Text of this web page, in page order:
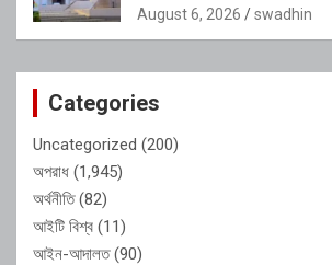
August 6, 2026 swadhin
Categories
Uncategorized (200)
অপরাধ (1,945)
অর্থনীতি(82)
আইটি বিশ্ব (11)
আইন-আদালত(90)